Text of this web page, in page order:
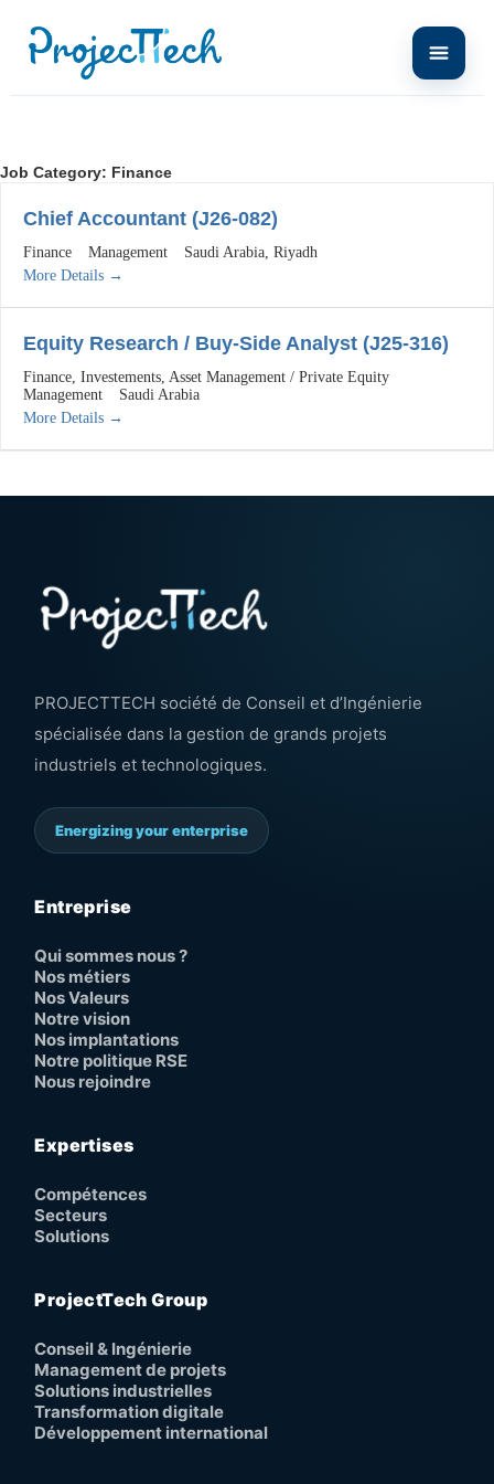
Job Category: Finance
Chief Accountant (J26-082)
Finance Management Saudi Arabia Riyadh
More Details
Equity Research / Buy-Side Analyst (J25-316)
Finance Investements Asset Management / Private Equity
Management
Saudi Arabia
More Details
PROJECTTECH société de Conseil et d’Ingénierie
spécialisée dans la gestion de grands projets
industriels et technologiques.
Energizing your enterprise
Entreprise
Qui sommes nous ?
Nos métiers
Nos Valeurs
Notre vision
Nos implantations
Notre politique RSE
Nous rejoindre
Expertises
Compétences
Secteurs
Solutions
ProjectTech Group
Conseil & Ingénierie
Management de projets
Solutions industrielles
Transformation digitale
Développement international